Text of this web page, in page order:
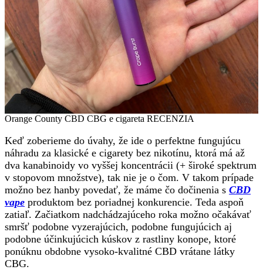
Orange County CBD CBG e cigareta RECENZIA
Keď zoberieme do úvahy, že ide o perfektne fungujúcu
náhradu za klasické e cigarety bez nikotínu, ktorá má až
dva kanabinoidy vo vyššej koncentrácii (+ široké spektrum
v stopovom množstve), tak nie je o čom. V takom prípade
možno bez hanby povedať, že máme čo dočinenia s CBD
vape produktom bez poriadnej konkurencie. Teda aspoň
zatiaľ. Začiatkom nadchádzajúceho roka možno očakávať
smršť podobne vyzerajúcich, podobne fungujúcich aj
podobne účinkujúcich kúskov z rastliny konope, ktoré
ponúknu obdobne vysoko-kvalitné CBD vrátane látky
CBG.